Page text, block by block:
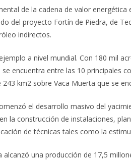
de la cadena de valor energética
del proyecto Fortín de Piedra, de
indirectos.
a nivel mundial. Con 180 mil
encuentra entre las 10 principales
243 km2 sobre Vaca Muerta que se
el desarrollo masivo del
la construcción de instalaciones,
de técnicas tales como la
alcanzó una producción de 17,5